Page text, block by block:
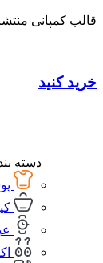
قالب کمپانی
خرید کنید
دسته